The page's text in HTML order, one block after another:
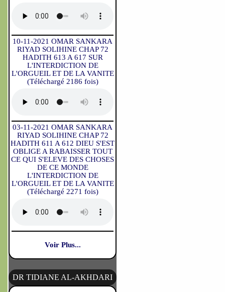
10-11-2021 OMAR SANKARA
RIYAD SOLIHINE CHAP 72
HADITH 613 A 617 SUR
L'INTERDICTION DE
L'ORGUEIL ET DE LA VANITE
(Téléchargé 2186 fois)
03-11-2021 OMAR SANKARA
RIYAD SOLIHINE CHAP 72
HADITH 611 A 612 DIEU S'EST
OBLIGE A RABAISSER TOUT
CE QUI S'ELEVE DES CHOSES
DE CE MONDE
L'INTERDICTION DE
L'ORGUEIL ET DE LA VANITE
(Téléchargé 2271 fois)
Voir Plus...
DR TIDIANE AL-AKHDARI